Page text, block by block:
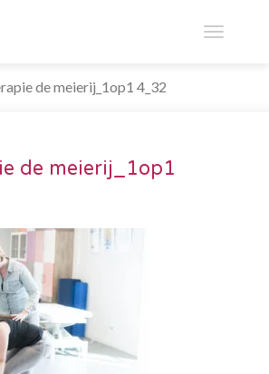
de meierij_1op1 4_32
de meierij_1op1